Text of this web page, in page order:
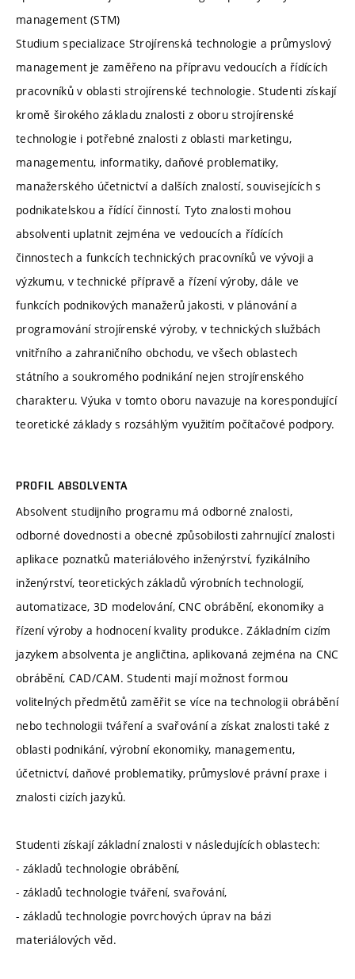
management (STM)
Studium specializace Strojírenská technologie a průmyslový
management je zaměřeno na přípravu vedoucích a řídících
pracovníků v oblasti strojírenské technologie. Studenti získají
kromě širokého základu znalosti z oboru strojírenské
technologie i potřebné znalosti z oblasti marketingu,
managementu, informatiky, daňové problematiky,
manažerského účetnictví a dalších znalostí, souvisejících s
podnikatelskou a řídící činností. Tyto znalosti mohou
absolventi uplatnit zejména ve vedoucích a řídících
činnostech a funkcích technických pracovníků ve vývoji a
výzkumu, v technické přípravě a řízení výroby, dále ve
funkcích podnikových manažerů jakosti, v plánování a
programování strojírenské výroby, v technických službách
vnitřního a zahraničního obchodu, ve všech oblastech
státního a soukromého podnikání nejen strojírenského
charakteru. Výuka v tomto oboru navazuje na korespondující
teoretické základy s rozsáhlým využitím počítačové podpory.
PROFIL ABSOLVENTA
Absolvent studijního programu má odborné znalosti,
odborné dovednosti a obecné způsobilosti zahrnující znalosti
aplikace poznatků materiálového inženýrství, fyzikálního
inženýrství, teoretických základů výrobních technologií,
automatizace, 3D modelování, CNC obrábění, ekonomiky a
řízení výroby a hodnocení kvality produkce. Základním cizím
jazykem absolventa je angličtina, aplikovaná zejména na CNC
obrábění, CAD/CAM. Studenti mají možnost formou
volitelných předmětů zaměřit se více na technologii obrábění
nebo technologii tváření a svařování a získat znalosti také z
oblasti podnikání, výrobní ekonomiky, managementu,
účetnictví, daňové problematiky, průmyslové právní praxe i
znalosti cizích jazyků.
Studenti získají základní znalosti v následujících oblastech:
- základů technologie obrábění,
- základů technologie tváření, svařování,
- základů technologie povrchových úprav na bázi
materiálových věd.